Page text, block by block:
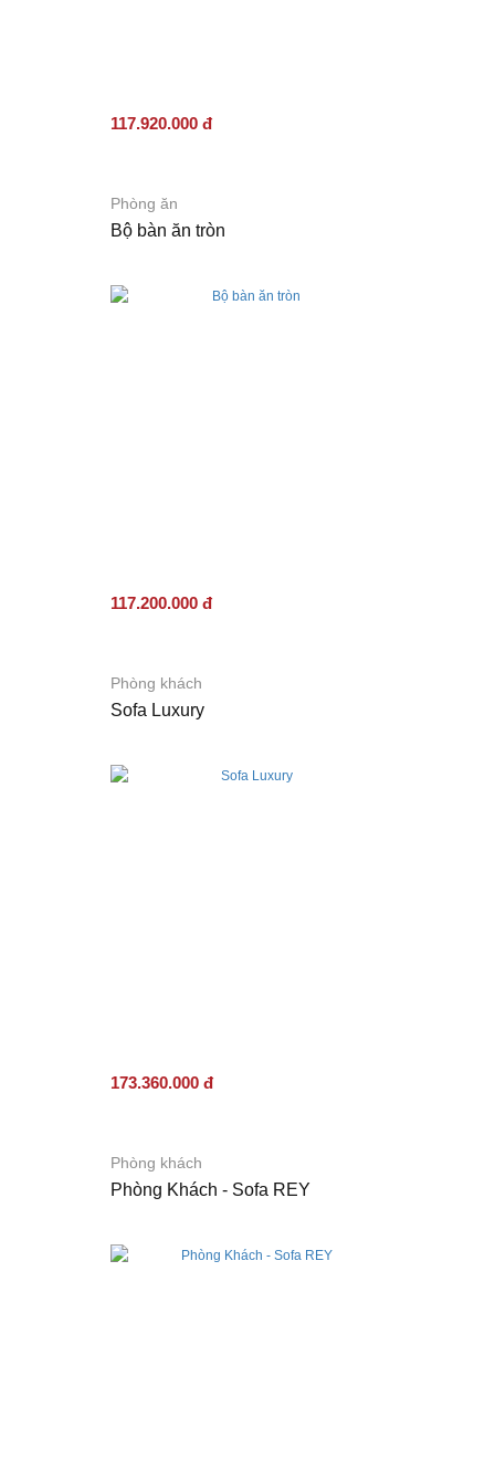
117.920.000 đ
Phòng ăn
Bộ bàn ăn tròn
117.200.000 đ
Phòng khách
Sofa Luxury
173.360.000 đ
Phòng khách
Phòng Khách - Sofa REY